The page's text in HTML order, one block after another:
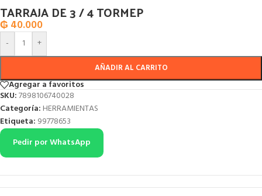
TARRAJA DE 3 / 4 TORMEP
₲ 40.000
- +
AÑADIR AL CARRITO
Agregar a favoritos
SKU:7898106740028
Categoría: HERRAMIENTAS
Etiqueta: 99778653
Pedir por WhatsApp